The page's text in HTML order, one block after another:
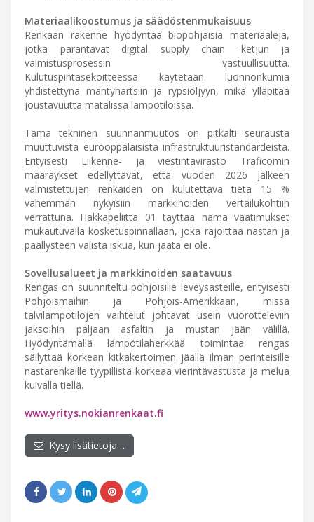
Materiaalikoostumus ja säädöstenmukaisuus
Renkaan rakenne hyödyntää biopohjaisia materiaaleja,
jotka parantavat digital supply chain -ketjun ja
valmistusprosessin vastuullisuutta.
Kulutuspintasekoitteessa käytetään luonnonkumia
yhdistettynä mäntyhartsiin ja rypsiöljyyn, mikä ylläpitää
joustavuutta matalissa lämpötiloissa.
Tämä tekninen suunnanmuutos on pitkälti seurausta
muuttuvista eurooppalaisista infrastruktuuristandardeista.
Erityisesti Liikenne- ja viestintävirasto Traficomin
määräykset edellyttävät, että vuoden 2026 jälkeen
valmistettujen renkaiden on kulutettava tietä 15 %
vähemmän nykyisiin markkinoiden vertailukohtiin
verrattuna. Hakkapeliitta 01 täyttää nämä vaatimukset
mukautuvalla kosketuspinnallaan, joka rajoittaa nastan ja
päällysteen välistä iskua, kun jäätä ei ole.
Sovellusalueet ja markkinoiden saatavuus
Rengas on suunniteltu pohjoisille leveysasteille, erityisesti
Pohjoismaihin ja Pohjois-Amerikkaan, missä
talvilämpötilojen vaihtelut johtavat usein vuorotteleviin
jaksoihin paljaan asfaltin ja mustan jään välillä.
Hyödyntämällä lämpötilaherkkää toimintaa rengas
säilyttää korkean kitkakertoimen jäällä ilman perinteisille
nastarenkaille tyypillistä korkeaa vierintävastusta ja melua
kuivalla tiellä.
www.yritys.nokianrenkaat.fi
Kysy lisätietoja…